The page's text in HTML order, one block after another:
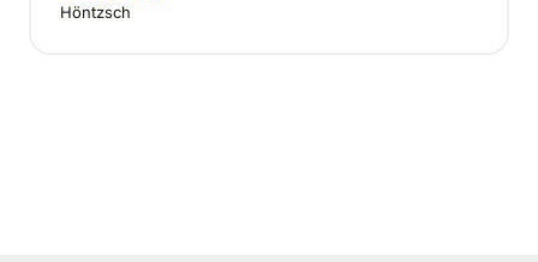
Höntzsch